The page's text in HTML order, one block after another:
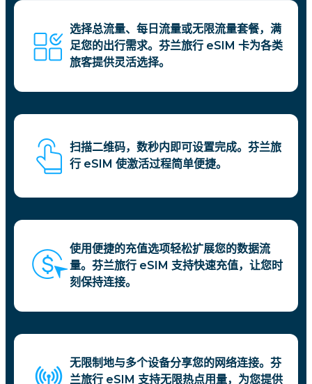
选择总流量、每日流量或无限流量套餐，满
足您的出行需求。芬兰旅行 eSIM 卡为各类
旅客提供灵活选择。
扫描二维码，数秒内即可设置完成。芬兰旅
行 eSIM 使激活过程简单便捷。
使用便捷的充值选项轻松扩展您的数据流
量。芬兰旅行 eSIM 支持快速充值，让您时
刻保持连接。
无限制地与多个设备分享您的网络连接。芬
兰旅行 eSIM 支持无限热点用量，为您提供